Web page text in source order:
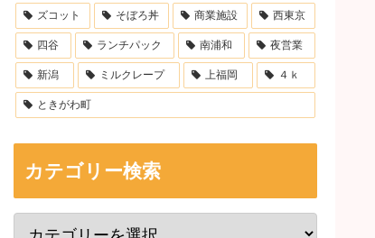
ズコット そぼろ丼 商業施設 西東京
四谷 ランチパック 南浦和 夜営業
新潟 ミルクレープ 上福岡 ４ｋ
ときがわ町
カテゴリー検索